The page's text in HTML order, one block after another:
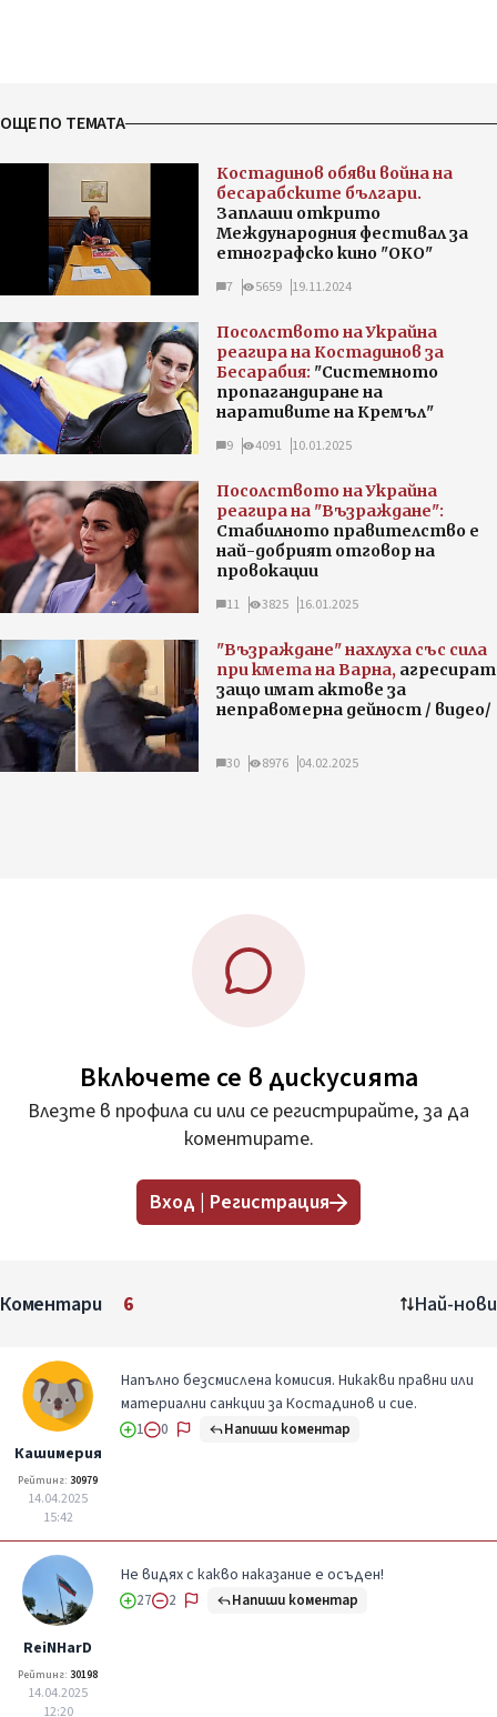
ОЩЕ ПО ТЕМАТА
Костадинов обяви война на
бесарабските българи.
Заплаши открито
Международния фестивал за
етнографско кино "ОКО"
7 5659 19.11.2024
Посолството на Украйна
реагира на Костадинов за
Бесарабия: "Системното
пропагандиране на
наративите на Кремъл"
9 4091 10.01.2025
Посолството на Украйна
реагира на "Възраждане":
Стабилното правителство е
най-добрият отговор на
провокации
11 3825 16.01.2025
"Възраждане" нахлуха със сила
при кмета на Варна, агресират
защо имат актове за
неправомерна дейност / видео/
30 8976 04.02.2025
Включете се в дискусията
Влезте в профила си или се регистрирайте, за да
коментирате.
Вход | Регистрация
Коментари 6 Най-нови
Кашимерия
Рейтинг: 30979
14.04.2025
15:42
Напълно безсмислена комисия. Никакви правни или
материални санкции за Костадинов и сие.
1 0 Напиши коментар
ReiNHarD
Рейтинг: 30198
14.04.2025
12:20
Не видях с какво наказание е осъден!
27 2 Напиши коментар